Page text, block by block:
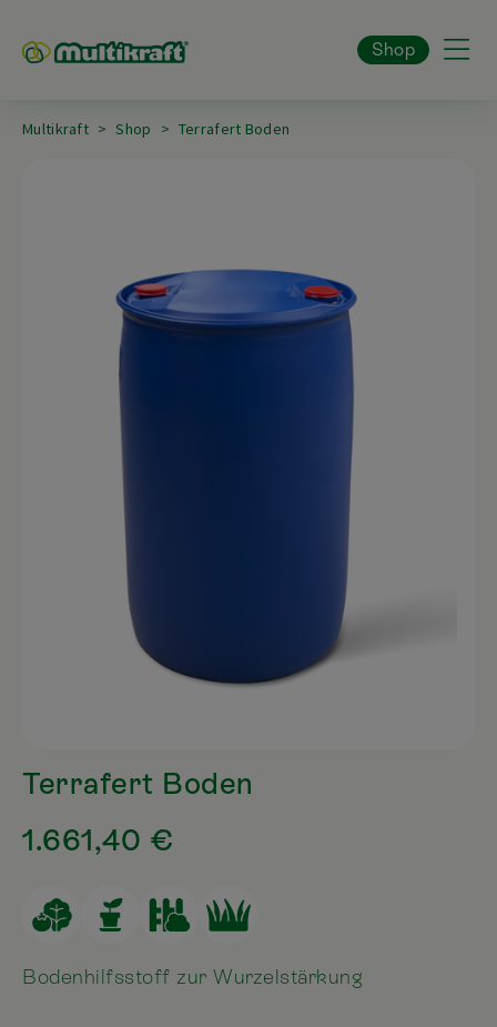
Shop
Multikraft Shop Terrafert Boden
Terrafert Boden
Bodenhilfsstoff zur Wurzelstärkung
1.661,40 €